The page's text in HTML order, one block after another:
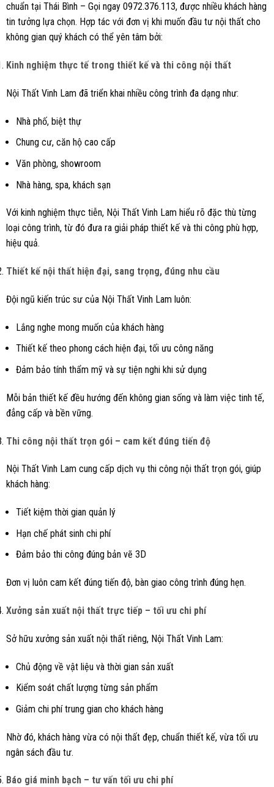
chuẩn tại Thái Bình – Gọi ngay 0972.376.113, được nhiều khách hàng
tin tưởng lựa chọn. Hợp tác với đơn vị khi muốn đầu tư nội thất cho
không gian quý khách có thể yên tâm bởi:
Kinh nghiệm thực tế trong thiết kế và thi công nội thất
Nội Thất Vinh Lam đã triển khai nhiều công trình đa dạng như:
Nhà phố, biệt thự
Chung cư, căn hộ cao cấp
Văn phòng, showroom
Nhà hàng, spa, khách sạn
Với kinh nghiệm thực tiễn, Nội Thất Vinh Lam hiểu rõ đặc thù từng
loại công trình, từ đó đưa ra giải pháp thiết kế và thi công phù hợp,
hiệu quả.
Thiết kế nội thất hiện đại, sang trọng, đúng nhu cầu
Đội ngũ kiến trúc sư của Nội Thất Vinh Lam luôn:
Lắng nghe mong muốn của khách hàng
Thiết kế theo phong cách hiện đại, tối ưu công năng
Đảm bảo tính thẩm mỹ và sự tiện nghi khi sử dụng
Mỗi bản thiết kế đều hướng đến không gian sống và làm việc tinh tế,
đẳng cấp và bền vững.
Thi công nội thất trọn gói – cam kết đúng tiến độ
Nội Thất Vinh Lam cung cấp dịch vụ thi công nội thất trọn gói, giúp
khách hàng:
Tiết kiệm thời gian quản lý
Hạn chế phát sinh chi phí
Đảm bảo thi công đúng bản vẽ 3D
Đơn vị luôn cam kết đúng tiến độ, bàn giao công trình đúng hẹn.
Xưởng sản xuất nội thất trực tiếp – tối ưu chi phí
Sở hữu xưởng sản xuất nội thất riêng, Nội Thất Vinh Lam:
Chủ động về vật liệu và thời gian sản xuất
Kiểm soát chất lượng từng sản phẩm
Giảm chi phí trung gian cho khách hàng
Nhờ đó, khách hàng vừa có nội thất đẹp, chuẩn thiết kế, vừa tối ưu
ngân sách đầu tư.
Báo giá minh bạch – tư vấn tối ưu chi phí